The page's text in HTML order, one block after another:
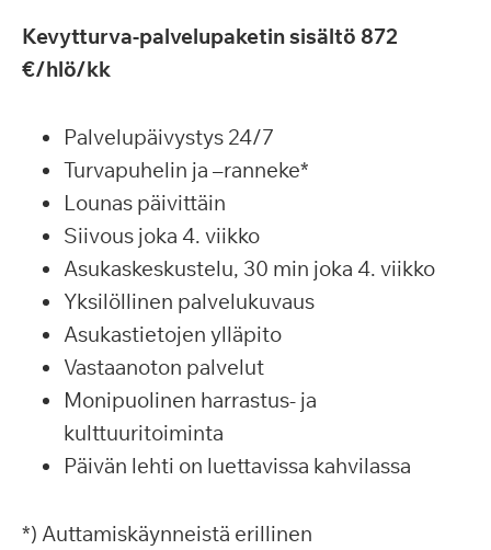
Kevytturva-palvelupaketin sisältö 872
€/hlö/kk
Palvelupäivystys 24/7
Turvapuhelin ja –ranneke*
Lounas päivittäin
Siivous joka 4. viikko
Asukaskeskustelu, 30 min joka 4. viikko
Yksilöllinen palvelukuvaus
Asukastietojen ylläpito
Vastaanoton palvelut
Monipuolinen harrastus- ja
kulttuuritoiminta
Päivän lehti on luettavissa kahvilassa
*) Auttamiskäynneistä erillinen